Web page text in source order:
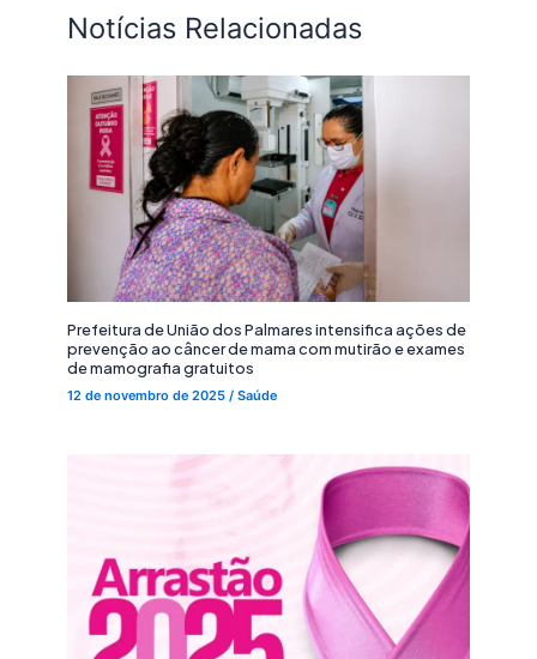
Notícias Relacionadas
Prefeitura de União dos Palmares intensifica ações de
prevenção ao câncer de mama com mutirão e exames
de mamografia gratuitos
12 de novembro de 2025/Saúde